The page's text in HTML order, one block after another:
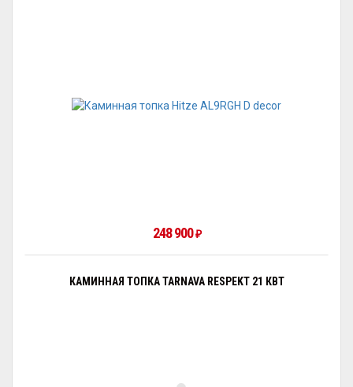
248 900₽
КАМИННАЯ ТОПКА TARNAVA RESPEKT 21 КВТ